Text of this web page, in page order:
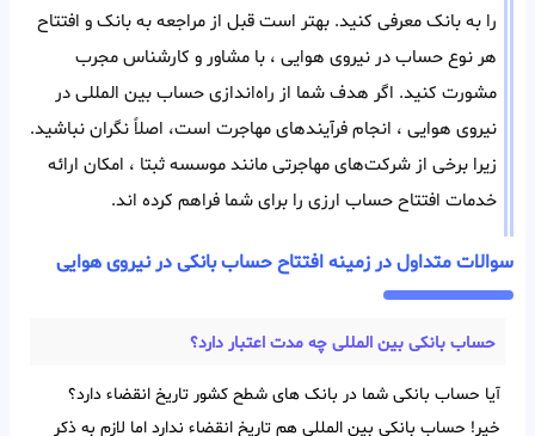
را به بانک معرفی کنید. بهتر است قبل از مراجعه به بانک و افتتاح
هر‌ نوع حساب در نیروی هوایی ، با مشاور و کارشناس مجرب
مشورت کنید. اگر هدف شما از راه‌اندازی حساب بین المللی در
نیروی هوایی ، انجام فرآیند‌های مهاجرت است، اصلاً نگران نباشید.
زیرا برخی از شرکت‌های مهاجرتی مانند موسسه ثبتا ، امکان ارائه
خدمات افتتاح حساب ارزی را برای شما فراهم کرده اند.
سوالات متداول در زمینه افتتاح حساب بانکی در نیروی هوایی
حساب بانکی بین‌ المللی چه مدت اعتبار دارد؟
آیا حساب بانکی شما در بانک های شطح کشور تاریخ انقضاء دارد؟
خیر! حساب بانکی بین‌ المللی هم تاریخ انقضاء ندارد اما لازم به ذکر